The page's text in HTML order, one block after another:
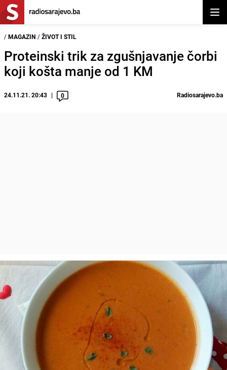
/ MAGAZIN / ŽIVOT I STIL
Proteinski trik za zgušnjavanje čorbi
koji košta manje od 1 KM
24.11.21. 20:43 0 Radiosarajevo.ba